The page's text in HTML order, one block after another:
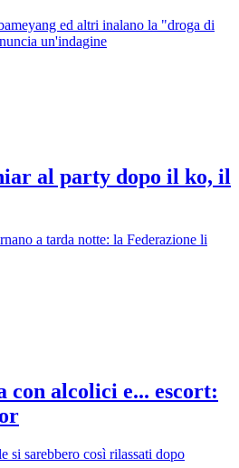
ed altri inalano la "droga di
un'indagine
al party dopo il ko, il
a tarda notte: la Federazione li
con alcolici e... escort:
si sarebbero così rilassati dopo